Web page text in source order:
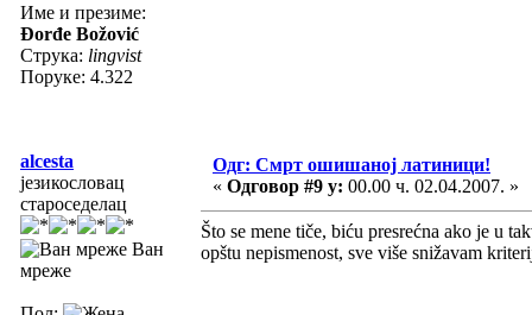
Име и презиме:
Đorđe Božović
Струка: lingvist
Поруке: 4.322
alcesta
језикословац
староседелац
Ван
мреже
Одг: Смрт ошишаној латиници!
« Одговор #9 у: 00.00 ч. 02.04.2007. »
Što se mene tiče, biću presrećna ako je u
opštu nepismenost, sve više snižavam